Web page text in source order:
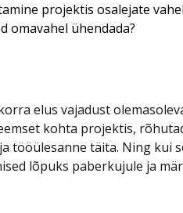
projektis osalejate
omavahel ühendada?
elus vajadust
kohta projektis,
tööülesanne täita. Ning kui
lõpuks paberkujule ja